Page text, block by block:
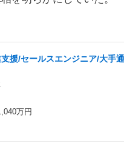
援/セールスエンジニア/大手
万円